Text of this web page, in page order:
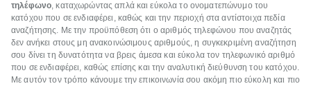
τηλέφωνο, καταχωρώντας απλά και εύκολα το ονοματεπώνυμο του
κατόχου που σε ενδιαφέρει, καθώς και την περιοχή στα αντίστοιχα πεδία
αναζήτησης. Με την προϋπόθεση ότι ο αριθμός τηλεφώνου που αναζητάς
δεν ανήκει στους μη ανακοινώσιμους αριθμούς, η συγκεκριμένη αναζήτηση
σου δίνει τη δυνατότητα να βρεις άμεσα και εύκολα τον τηλεφωνικό αριθμό
που σε ενδιαφέρει, καθώς επίσης και την αναλυτική διεύθυνση του κατόχου.
Με αυτόν τον τρόπο κάνουμε την επικοινωνία σου ακόμη πιο εύκολη και πιο